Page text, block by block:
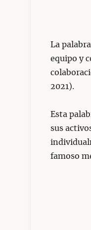
La
equipo y
2021).
Esta
sus
famoso